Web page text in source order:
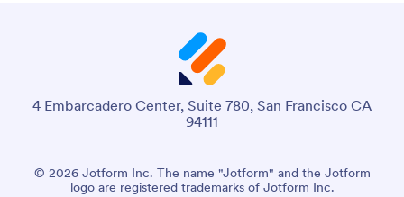
4 Embarcadero Center, Suite 780, San Francisco CA
94111
© 2026 Jotform Inc. The name "Jotform" and the Jotform
logo are registered trademarks of Jotform Inc.